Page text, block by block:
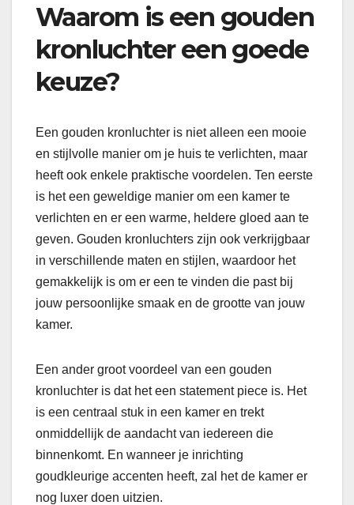
Waarom is een gouden
kronluchter een goede
keuze?
Een gouden kronluchter is niet alleen een mooie
en stijlvolle manier om je huis te verlichten, maar
heeft ook enkele praktische voordelen. Ten eerste
is het een geweldige manier om een ​​kamer te
verlichten en er een warme, heldere gloed aan te
geven. Gouden kronluchters zijn ook verkrijgbaar
in verschillende maten en stijlen, waardoor het
gemakkelijk is om er een te vinden die past bij
jouw persoonlijke smaak en de grootte van jouw
kamer.
Een ander groot voordeel van een gouden
kronluchter is dat het een statement piece is. Het
is een centraal stuk in een kamer en trekt
onmiddellijk de aandacht van iedereen die
binnenkomt. En wanneer je inrichting
goudkleurige accenten heeft, zal het de kamer er
nog luxer doen uitzien.